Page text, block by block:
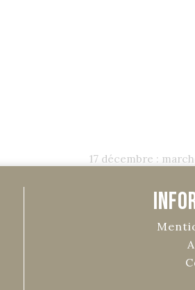
17 décembre :